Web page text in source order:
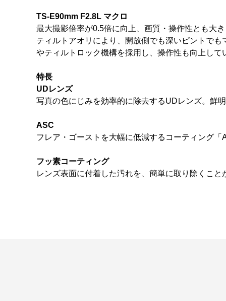
TS-E90mm F2.8L マクロ
最大撮影倍率が0.5倍に向上、画質・操作性とも大
ティルトアオリにより、開放側でも深いピントで
やティルトロック機構を採用し、操作性も向上して
特長
UDレンズ
写真の色にじみを効率的に除去するUDレンズ。鮮
ASC
フレア・ゴーストを大幅に低減するコーティング
フッ素コーティング
レンズ表面に付着した汚れを、簡単に取り除くこ